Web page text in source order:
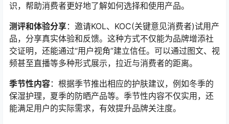
识，帮助消费者更好地了解如何选择和使用产品。
测评和体验分享：邀请KOL、KOC(关键意见消费者)试用产
品，分享真实体验和反馈。这种方式不仅能为品牌增添社
交证明，还能通过“用户视角”建立信任。可以通过图文、视
频甚至直播等多种形式展示，拉近与消费者的距离。
季节性内容：根据季节推出相应的护肤建议，例如冬季的
保湿护理，夏季的防晒产品等。季节性内容不仅实用，还
能满足用户的实际需求，有效提升品牌关注度。